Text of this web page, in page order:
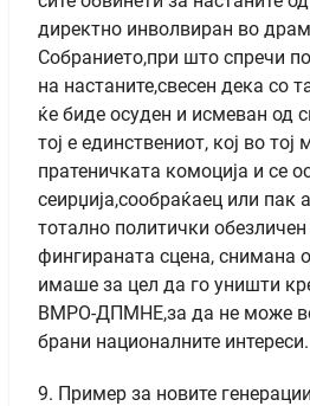
директно инволвиран во
Собранието,при што спречи
на настаните,свесен дека со
ќе биде осуден и исмеван од
тој е единствениот, кој во
пратеничката комоција и се
сеирџија,сообраќаец или пак
тотално политички
фингираната сцена, снимана
имаше за цел да го уништи
ВМРО-ДПМНЕ,за да не може
брани националните интереси.
9. Пример за новите